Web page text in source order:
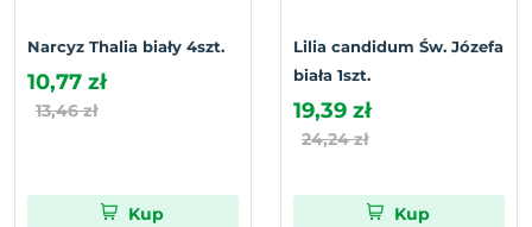
Narcyz Thalia biały 4szt.
10,77 zł
13,46 zł
Kup
Lilia candidum Św. Józefa
biała 1szt.
19,39 zł
24,24 zł
Kup